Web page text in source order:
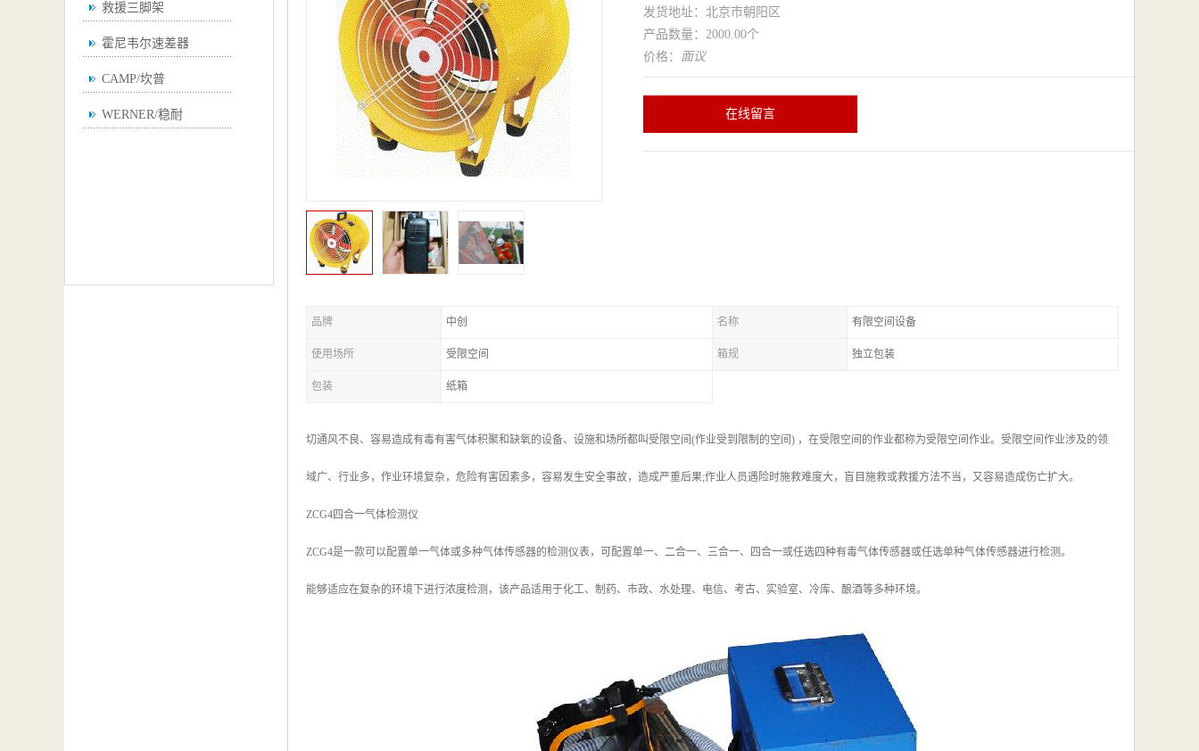
救援三脚架
霍尼韦尔速差器
CAMP/坎普
WERNER/稳耐
发货地址：北京市朝阳区
产品数量：2000.00个
价格： 面议
在线留言
品牌 中创 名称 有限空间设备
使用场所 受限空间 箱规 独立包装
包装 纸箱
切通风不良、容易造成有毒有害气体积聚和缺氧的设备、设施和场所都叫受限空间(作业受到限制的空间) ，在受限空间的作业都称为受限空间作业。受限空间作业涉及的领
域广、行业多，作业环境复杂，危险有害因素多，容易发生安全事故，造成严重后果;作业人员遇险时施救难度大，盲目施救或救援方法不当，又容易造成伤亡扩大。
ZCG4四合一气体检测仪
ZCG4是一款可以配置单一气体或多种气体传感器的检测仪表，可配置单一、二合一、三合一、四合一或任选四种有毒气体传感器或任选单种气体传感器进行检测。
能够适应在复杂的环境下进行浓度检测，该产品适用于化工、制药、市政、水处理、电信、考古、实验室、冷库、酿酒等多种环境。